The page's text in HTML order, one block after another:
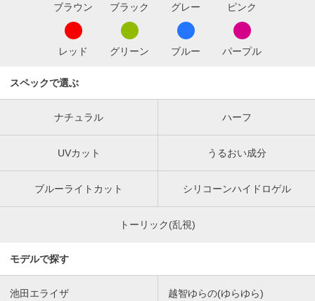
ブラウン ブラック グレー ピンク
レッド グリーン ブルー パープル
スペックで選ぶ
ナチュラル ハーフ
UVカット うるおい成分
ブルーライトカット シリコーンハイドロゲル
トーリック(乱視)
モデルで探す
池田エライザ 越智ゆらの(ゆらゆら)